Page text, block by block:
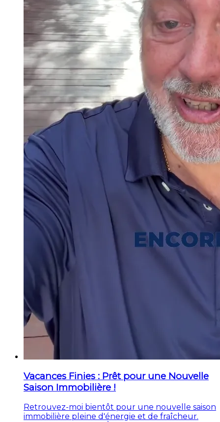
Vacances Finies : Prêt pour une Nouvelle
Saison Immobilière !
Retrouvez-moi bientôt pour une nouvelle saison
immobilière pleine d'énergie et de fraîcheur.